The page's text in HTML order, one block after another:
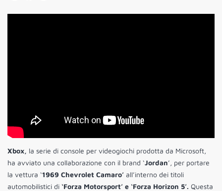
Xbox, la serie di console per videogiochi prodotta da Microsoft,
ha avviato una collaborazione con il brand ‘Jordan’, per portare
la vettura ‘1969 Chevrolet Camaro’ all’interno dei titoli
automobilistici di ‘Forza Motorsport’ e ‘Forza Horizon 5’. Questa